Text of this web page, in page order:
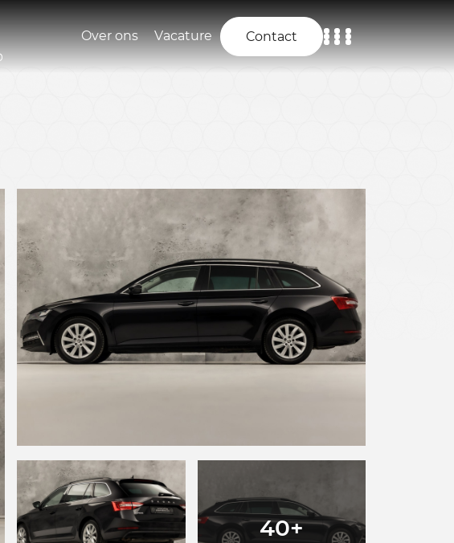
Over ons Vacature Contact
Diensten
Over ons
Vacature
Contact
40+